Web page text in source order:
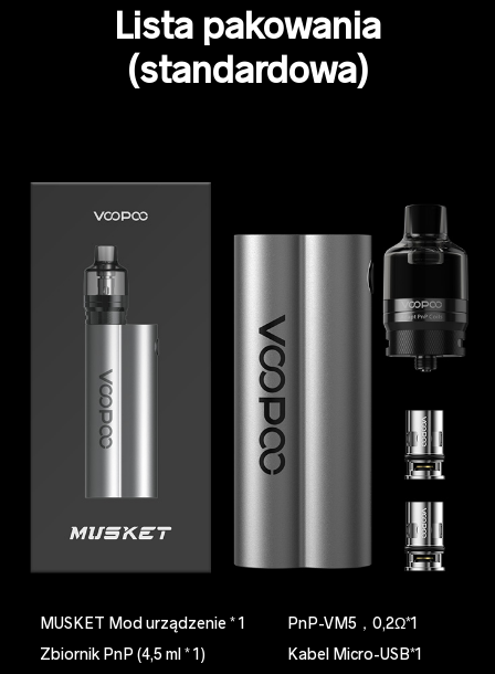
Lista pakowania
(standardowa)
MUSKET Mod urządzenie * 1
Zbiornik PnP (4,5 ml * 1)
PnP-VM5，0,2Ω*1
Kabel Micro-USB*1